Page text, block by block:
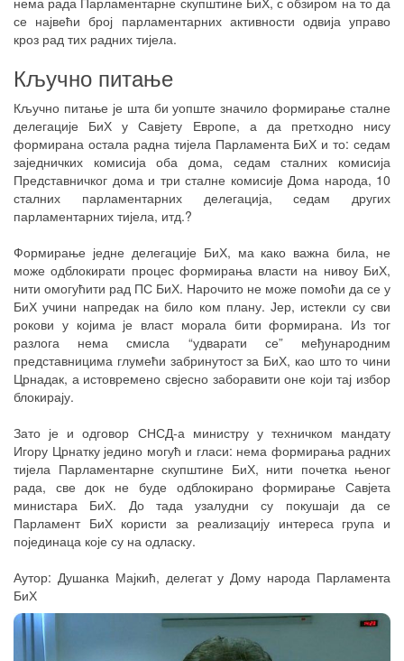
се највећи број парламентарних активности одвија управо
кроз рад тих радних тијела.
Кључно питање
Кључно питање је шта би уопште значило формирање сталне
делегације БиХ у Савјету Европе, а да претходно нису
формирана остала радна тијела Парламента БиХ и то: седам
заједничких комисија оба дома, седам сталних комисија
Представничког дома и три сталне комисије Дома народа, 10
сталних парламентарних делегација, седам других
парламентарних тијела, итд.?
Формирање једне делегације БиХ, ма како важна била, не
може одблокирати процес формирања власти на нивоу БиХ,
нити омогућити рад ПС БиХ. Нарочито не може помоћи да се у
БиХ учини напредак на било ком плану. Јер, истекли су сви
рокови у којима је власт морала бити формирана. Из тог
разлога нема смисла “удварати се” међународним
представницима глумећи забринутост за БиХ, као што то чини
Црнадак, а истовремено свјесно заборавити оне који тај избор
блокирају.
Зато је и одговор СНСД-а министру у техничком мандату
Игору Црнатку једино могућ и гласи: нема формирања радних
тијела Парламентарне скупштине БиХ, нити почетка њеног
рада, све док не буде одблокирано формирање Савјета
министара БиХ. До тада узалудни су покушаји да се
Парламент БиХ користи за реализацију интереса група и
појединаца које су на одласку.
Аутор: Душанка Мајкић, делегат у Дому народа Парламента
БиХ